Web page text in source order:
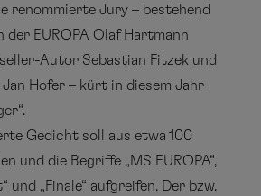
renommierte Jury – bestehend
der EUROPA Olaf Hartmann
Autor Sebastian Fitzek und
Hofer – kürt in diesem Jahr
Gedicht soll aus etwa 100
und die Begriffe „MS EUROPA“,
und „Finale“ aufgreifen. Der bzw.